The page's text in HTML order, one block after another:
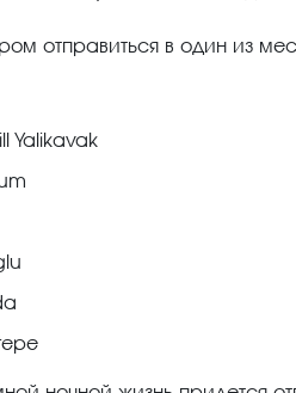
отправиться в один из
Yalikavak